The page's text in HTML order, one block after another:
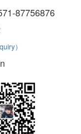
87756876
）